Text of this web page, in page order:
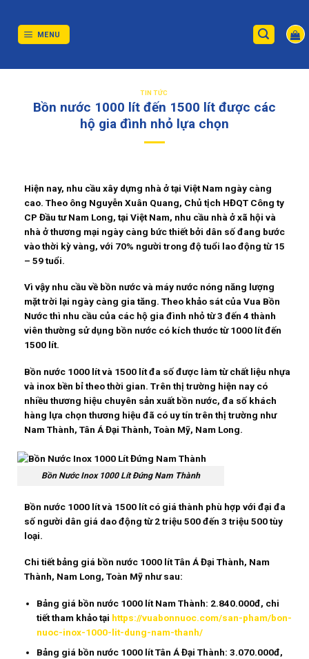
content
MENU
TIN TỨC
Bồn nước 1000 lít đến 1500 lít được các
hộ gia đình nhỏ lựa chọn
Hiện nay, nhu cầu xây dựng nhà ở tại Việt Nam ngày càng
cao. Theo ông Nguyễn Xuân Quang, Chủ tịch HĐQT Công ty
CP Đầu tư Nam Long, tại Việt Nam, nhu cầu nhà ở xã hội và
nhà ở thương mại ngày càng bức thiết bởi dân số đang bước
vào thời kỳ vàng, với 70% người trong độ tuổi lao động từ 15
– 59 tuổi.
Vì vậy nhu cầu về bồn nước và máy nước nóng năng lượng
mặt trời lại ngày càng gia tăng. Theo khảo sát của Vua Bồn
Nước thì nhu cầu của các hộ gia đình nhỏ từ 3 đến 4 thành
viên thường sử dụng bồn nước có kích thước từ 1000 lít đến
1500 lít.
Bồn nước 1000 lít và 1500 lít đa số được làm từ chất liệu nhựa
và inox bền bỉ theo thời gian. Trên thị trường hiện nay có
nhiều thương hiệu chuyên sản xuất bồn nước, đa số khách
hàng lựa chọn thương hiệu đã có uy tín trên thị trường như
Nam Thành, Tân Á Đại Thành, Toàn Mỹ, Nam Long.
Bồn Nước Inox 1000 Lít Đứng Nam Thành
Bồn nước 1000 lít và 1500 lít có giá thành phù hợp với đại đa
số người dân giá dao động từ 2 triệu 500 đến 3 triệu 500 tùy
loại.
Chi tiết bảng giá bồn nước 1000 lít Tân Á Đại Thành, Nam
Thành, Nam Long, Toàn Mỹ như sau:
Bảng giá bồn nước 1000 lít Nam Thành: 2.840.000đ, chi
tiết tham khảo tại https://vuabonnuoc.com/san-pham/bon-
nuoc-inox-1000-lit-dung-nam-thanh/
Bảng giá bồn nước 1000 lít Tân Á Đại Thành: 3.070.000đ,